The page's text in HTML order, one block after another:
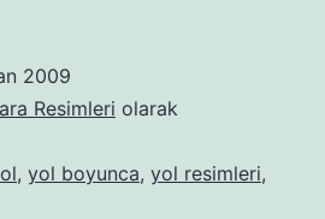
2009
Resimleri olarak
, yol boyunca, yol resimleri,